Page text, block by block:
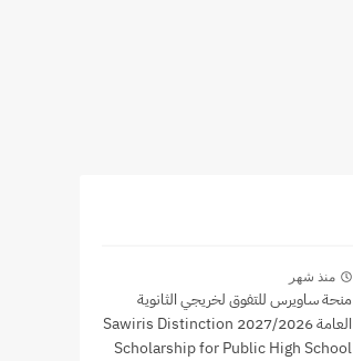
منذ شهر
منحة ساويرس للتفوق لخريجي الثانوية
العامة 2027/2026 Sawiris Distinction
Scholarship for Public High School